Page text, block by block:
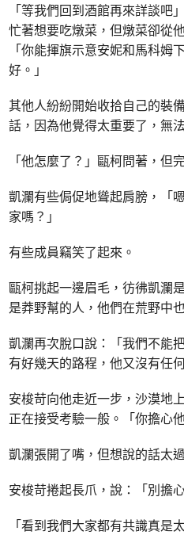
「等我們回到酒館再來詳談吧
忙著想要吃燉菜，但燉菜卻從
「你能揮旗示意安妮和馬科姆
好。」
其他人紛紛開始收拾自己的裝
話，因為他覺得太重要了，無
「他怎麼了？」甌柯問著，但
凱瀾有些侷促地聳起肩膀，
家嗎？」
有些成員竊笑了起來。
甌柯挑起一邊眉毛，彷彿凱瀾
是莽野幫的人，他們在荒野中
凱瀾再次脫口說：「我們不能
有好幾天的路程，他又沒有任
安梭苛向他走近一步，沙漠地
正在接受考驗一般。「你擔心
凱瀾張開了嘴，但想說的話太
安梭苛捲起長爪，說：「別擔
「看到我們大家都有共識真是